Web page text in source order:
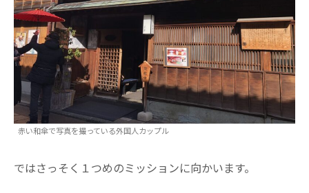
赤い和傘で写真を撮っている外国人カップル
ではさっそく１つめのミッションに向かいます。